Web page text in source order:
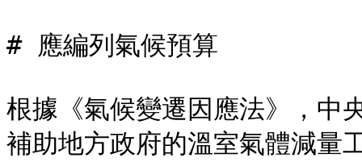
# 應編列氣候預算
根據《氣候變遷因應法》，中
補助地方政府的溫室氣體減量